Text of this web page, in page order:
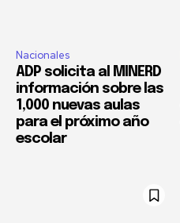
Nacionales
ADP solicita al MINERD
información sobre las
1,000 nuevas aulas
para el próximo año
escolar